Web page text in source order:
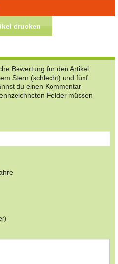
drucken
Bewertung für den Artikel
Stern (schlecht) und fünf
du einen Kommentar
Felder müssen